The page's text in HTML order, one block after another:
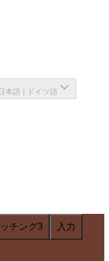
日本語 ドイツ語
チング3 入力